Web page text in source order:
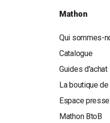
Mathon
Qui sommes-
Catalogue
Guides d'achat
La boutique
Espace presse
Mathon BtoB